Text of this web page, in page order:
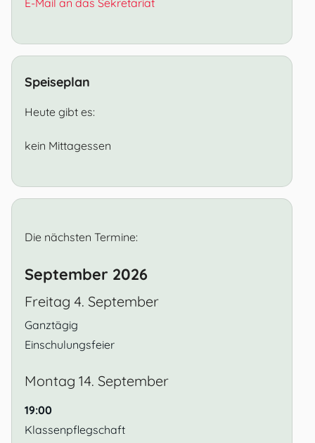
Speiseplan
Heute gibt es:
kein Mittagessen
Die nächsten Termine:
September 2026
Freitag 4. September
Ganztägig
Einschulungsfeier
Montag 14. September
19:00
Klassenpflegschaft